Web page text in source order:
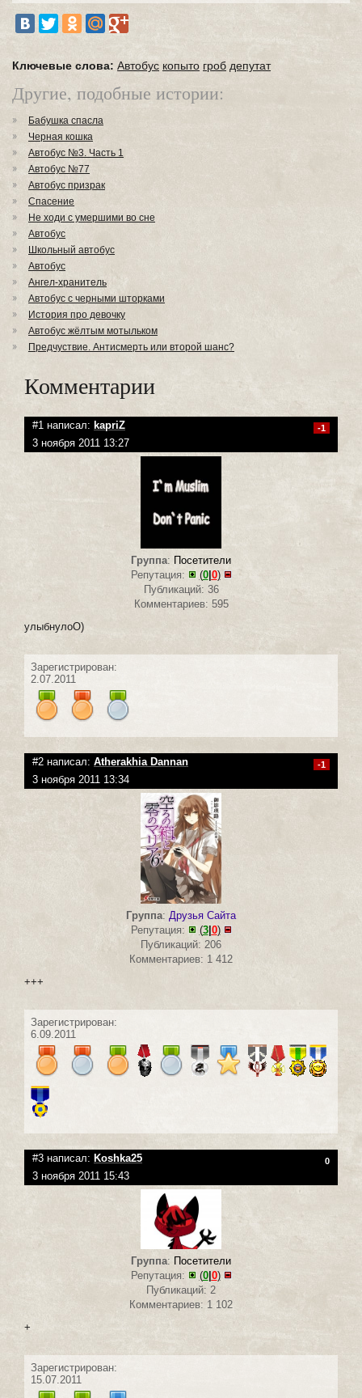
Ключевые слова: Автобус копыто гроб депутат
Другие, подобные истории:
Бабушка спасла
Черная кошка
Автобус №3. Часть 1
Автобус №77
Автобус призрак
Спасение
Не ходи с умершими во сне
Автобус
Школьный автобус
Автобус
Ангел-хранитель
Автобус с черными шторками
История про девочку
Автобус жёлтым мотыльком
Предчуствие. Антисмерть или второй шанс?
Комментарии
#1 написал: kapriZ -1
3 ноября 2011 13:27
Группа: Посетители
Репутация:
(0|0)
Публикаций: 36
Комментариев: 595
улыбнулоО)
Зарегистрирован:
2.07.2011
#2 написал: Atherakhia Dannan -1
3 ноября 2011 13:34
Группа: Друзья Сайта
Репутация:
(3|0)
Публикаций: 206
Комментариев: 1 412
+++
Зарегистрирован:
6.09.2011
#3 написал: Koshka25 0
3 ноября 2011 15:43
Группа: Посетители
Репутация:
(0| 0)
Публикаций: 2
Комментариев: 1 102
+
Зарегистрирован:
15.07.2011